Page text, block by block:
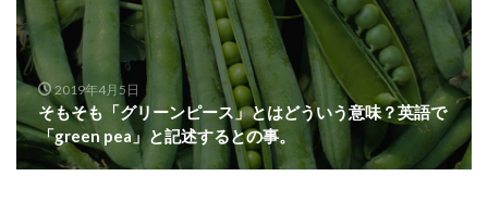
2019年4月5日
そもそも「グリーンピース」とはどういう意味？英語で
「green pea」と記述するとの事。